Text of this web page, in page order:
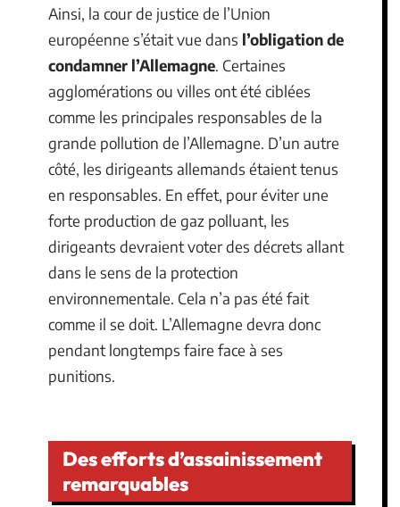
Ainsi, la cour de justice de l’Union
européenne s’était vue dans l’obligation de
condamner l’Allemagne. Certaines
agglomérations ou villes ont été ciblées
comme les principales responsables de la
grande pollution de l’Allemagne. D’un autre
côté, les dirigeants allemands étaient tenus
en responsables. En effet, pour éviter une
forte production de gaz polluant, les
dirigeants devraient voter des décrets allant
dans le sens de la protection
environnementale. Cela n’a pas été fait
comme il se doit. L’Allemagne devra donc
pendant longtemps faire face à ses
punitions.
Des efforts d’assainissement
remarquables